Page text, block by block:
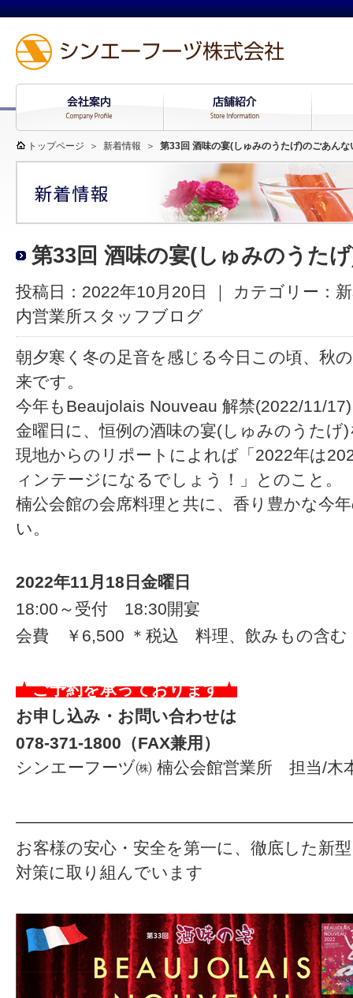
トップページ ＞ 新着情報 ＞ 第33回 酒味の宴(しゅみのうたげ)のごあんな
第33回 酒味の宴(しゅみのうた
投稿日：2022年10月20日 ｜ カテゴリー：
内営業所スタッフブログ
朝夕寒く冬の足音を感じる今日この頃、秋
来です。
今年もBeaujolais Nouveau 解禁(2022/11/
金曜日に、恒例の酒味の宴(しゅみのうたげ
現地からのリポートによれば「2022年は
ィンテージになるでしょう！」とのこと。
楠公会館の会席料理と共に、香り豊かな今
い。
2022年11月18日金曜日
18:00～受付 18:30開宴
会費 ￥6,500 ＊税込 料理、飲みもの含む
★ご予約を承っております★
お申し込み・お問い合わせは
078-371-1800（FAX兼用）
シンエーフーヅ㈱ 楠公会館営業所 担当/木
お客様の安心・安全を第一に、徹底した新
対策に取り組んでいます